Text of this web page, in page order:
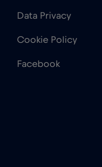
Data Privacy
Cookie Policy
Facebook